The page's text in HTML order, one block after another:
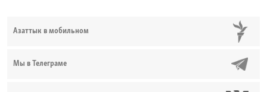
Азаттык в мобильном
Мы в Телеграме